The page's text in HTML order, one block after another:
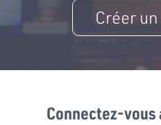
Créer
Connectez-vous